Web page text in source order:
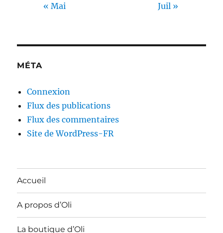
« Mai Juil »
MÉTA
Connexion
Flux des publications
Flux des commentaires
Site de WordPress-FR
Accueil
A propos d’Oli
La boutique d’Oli